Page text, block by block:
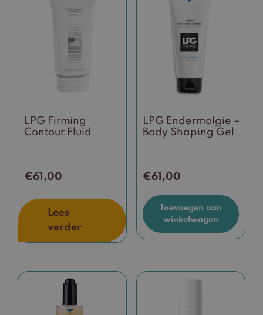
LPG Firming
Contour Fluid
€61,00
Lees
verder
LPG Endermolgie –
Body Shaping Gel
€61,00
Toevoegen aan
winkelwagen